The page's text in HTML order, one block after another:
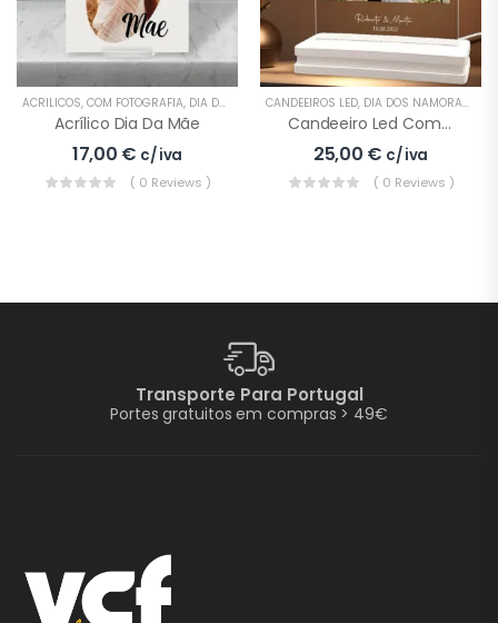
ACRÍLICOS, COM FOTOGRAFIA, DIA DA MÃE EVENTOS ESPECIAIS,LETRAS ,OUTROS
Acrílico Dia Da Mãe
17,00 € c/ iva
( 0 Reviews )
CANDEEIROS LED, DIA DOS NAMORADOS
Candeeiro Led Com Fotografia
25,00 € c/ iva
( 0 Reviews )
Transporte Para Portugal
Portes gratuitos em compras > 49€